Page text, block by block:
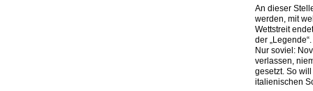
An dieser
werden, mit
Wettstreit
der „Legende“.
Nur soviel:
verlassen,
gesetzt. So
italienischen